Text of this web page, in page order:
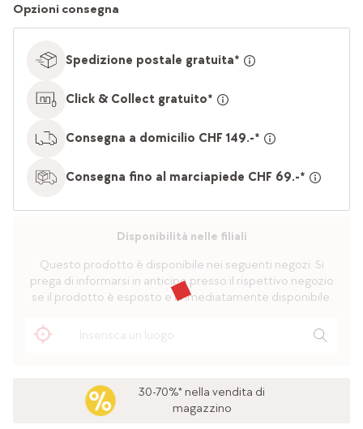
Opzioni consegna
Spedizione postale gratuita*
Click & Collect gratuito*
Consegna a domicilio CHF 149.-*
Consegna fino al marciapiede CHF 69.-*
Disponibilità nelle filiali
Questo prodotto è disponibile nei seguenti negozi. Si
prega di informarsi in anticipo presso il rispettivo negozio
se il prodotto è esposto e immediatamente disponibile.
30-70%* nella vendita di
magazzino